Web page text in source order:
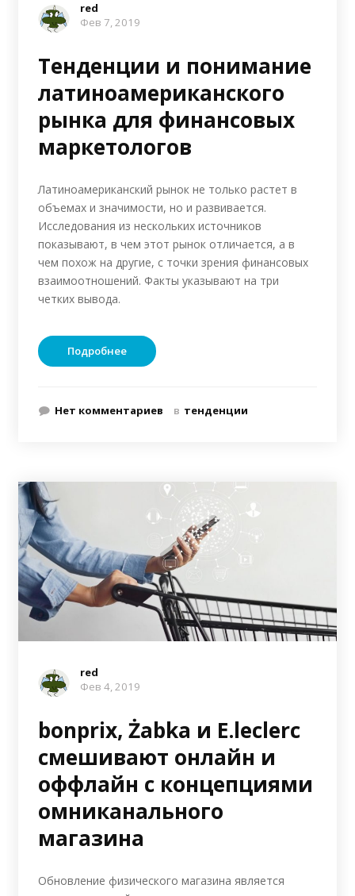
red
Фев 7, 2019
Тенденции и понимание
латиноамериканского
рынка для финансовых
маркетологов
Латиноамериканский рынок не только растет в
объемах и значимости, но и развивается.
Исследования из нескольких источников
показывают, в чем этот рынок отличается, а в
чем похож на другие, с точки зрения финансовых
взаимоотношений. Факты указывают на три
четких вывода.
Подробнее
Нет комментариев в тенденции
red
Фев 4, 2019
bonprix, Żabka и E.leclerc
смешивают онлайн и
оффлайн с концепциями
омниканального
магазина
Обновление физического магазина является